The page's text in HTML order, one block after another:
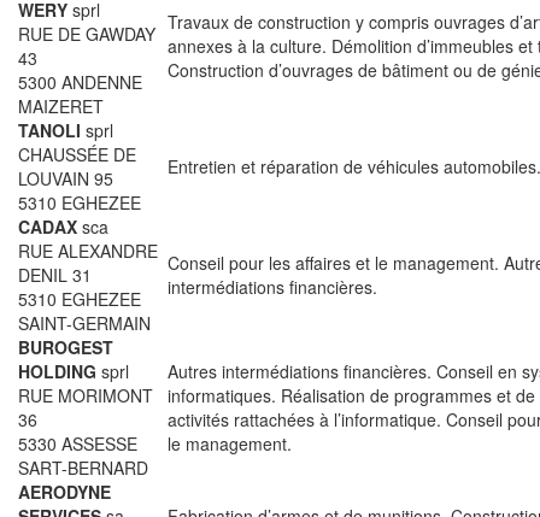
WERY sprl
RUE DE GAWDAY
43
5300 ANDENNE
MAIZERET
Travaux de construction y compris ouvrages
annexes à la culture. Démolition d’immeubles
Construction d’ouvrages de bâtiment ou de
TANOLI sprl
CHAUSSÉE DE
LOUVAIN 95
5310 EGHEZEE
Entretien et réparation de véhicules automobiles.
CADAX sca
RUE ALEXANDRE
DENIL 31
5310 EGHEZEE
SAINT-GERMAIN
Conseil pour les affaires et le management.
intermédiations financières.
BUROGEST
HOLDING sprl
RUE MORIMONT
36
5330 ASSESSE
SART-BERNARD
Autres intermédiations financières. Conseil en
informatiques. Réalisation de programmes et
activités rattachées à l’informatique. Conseil
le management.
AERODYNE